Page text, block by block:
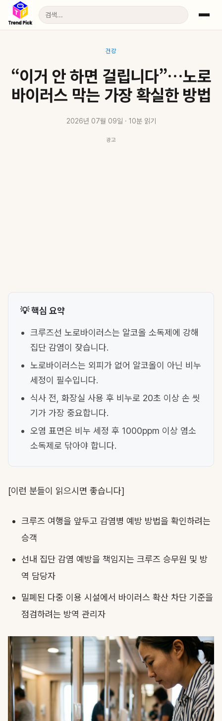
건강
“이거 안 하면 걸립니다”…노로
바이러스 막는 가장 확실한 방법
2026년 07월 09일 · 10분 읽기
광고
💡 핵심 요약
크루즈선 노로바이러스는 알코올 소독제에 강해
집단 감염이 잦습니다.
노로바이러스는 외피가 없어 알코올이 아닌 비누
세정이 필수입니다.
식사 전, 화장실 사용 후 비누로 20초 이상 손 씻
기가 가장 중요합니다.
오염 표면은 비누 세정 후 1000ppm 이상 염소
소독제로 닦아야 합니다.
[이런 분들이 읽으시면 좋습니다]
크루즈 여행을 앞두고 감염병 예방 방법을 확인하려는
승객
선내 집단 감염 예방을 책임지는 크루즈 승무원 및 방
역 담당자
밀폐된 다중 이용 시설에서 바이러스 확산 차단 기준을
점검하려는 방역 관리자